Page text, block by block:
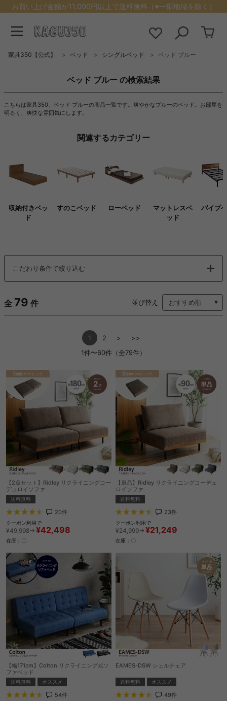
お買い上げ金額が11,000円以上で送料無料（※一部地域を除く）
家具350【公式】 ベッド シングルベッド ベッド ブルー
ベッド ブルー の検索結果
こちらは家具350、ベッド ブルーの商品一覧です。爽やかなブルーのベッド。お部屋を
明るく、爽快な雰囲気にします。
関連するカテゴリー
収納付きベッ
ド
すのこベッド ローベッド
マットレスベ
ッド
パイプ
こだわり条件で絞り込む
全 79 件 並び替え
1 2 >
>>
1件〜60件（全79件）
【2点セット】Ridley リクライニングコー
デュロイソファ
送料無料
20件
クーポン利用で
¥49,998→ ¥42,498
在庫：〇
【単品】Ridley リクライニングコーデュ
ロイソファ
送料無料
23件
クーポン利用で
¥24,999→ ¥21,249
在庫：〇
【幅171cm】Colton リクライニング式ソ
ファベッド
送料無料 オススメ
54件
EAMES-DSW シェルチェア
送料無料 オススメ
49件